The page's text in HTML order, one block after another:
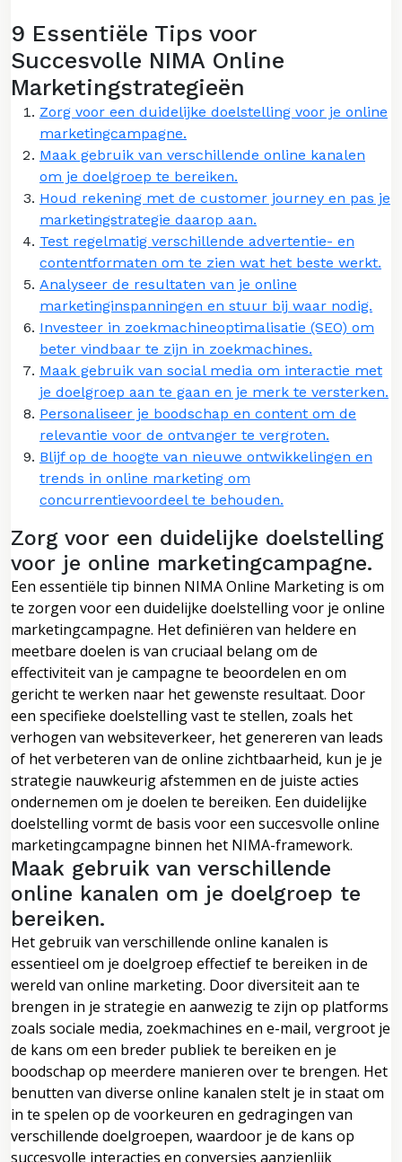
9 Essentiële Tips voor
Succesvolle NIMA Online
Marketingstrategieën
Zorg voor een duidelijke doelstelling voor je online
marketingcampagne.
Maak gebruik van verschillende online kanalen
om je doelgroep te bereiken.
Houd rekening met de customer journey en pas je
marketingstrategie daarop aan.
Test regelmatig verschillende advertentie- en
contentformaten om te zien wat het beste werkt.
Analyseer de resultaten van je online
marketinginspanningen en stuur bij waar nodig.
Investeer in zoekmachineoptimalisatie (SEO) om
beter vindbaar te zijn in zoekmachines.
Maak gebruik van social media om interactie met
je doelgroep aan te gaan en je merk te versterken.
Personaliseer je boodschap en content om de
relevantie voor de ontvanger te vergroten.
Blijf op de hoogte van nieuwe ontwikkelingen en
trends in online marketing om
concurrentievoordeel te behouden.
Zorg voor een duidelijke doelstelling
voor je online marketingcampagne.
Een essentiële tip binnen NIMA Online Marketing is om
te zorgen voor een duidelijke doelstelling voor je online
marketingcampagne. Het definiëren van heldere en
meetbare doelen is van cruciaal belang om de
effectiviteit van je campagne te beoordelen en om
gericht te werken naar het gewenste resultaat. Door
een specifieke doelstelling vast te stellen, zoals het
verhogen van websiteverkeer, het genereren van leads
of het verbeteren van de online zichtbaarheid, kun je je
strategie nauwkeurig afstemmen en de juiste acties
ondernemen om je doelen te bereiken. Een duidelijke
doelstelling vormt de basis voor een succesvolle online
marketingcampagne binnen het NIMA-framework.
Maak gebruik van verschillende
online kanalen om je doelgroep te
bereiken.
Het gebruik van verschillende online kanalen is
essentieel om je doelgroep effectief te bereiken in de
wereld van online marketing. Door diversiteit aan te
brengen in je strategie en aanwezig te zijn op platforms
zoals sociale media, zoekmachines en e-mail, vergroot je
de kans om een breder publiek te bereiken en je
boodschap op meerdere manieren over te brengen. Het
benutten van diverse online kanalen stelt je in staat om
in te spelen op de voorkeuren en gedragingen van
verschillende doelgroepen, waardoor je de kans op
succesvolle interacties en conversies aanzienlijk